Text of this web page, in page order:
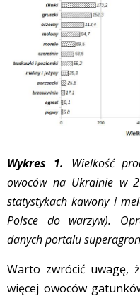
Wykres 1. Wielkość
owoców na Ukrainie w
statystykach kawony i
Polsce do warzyw).
danych portalu
Warto zwrócić uwagę,
więcej owoców